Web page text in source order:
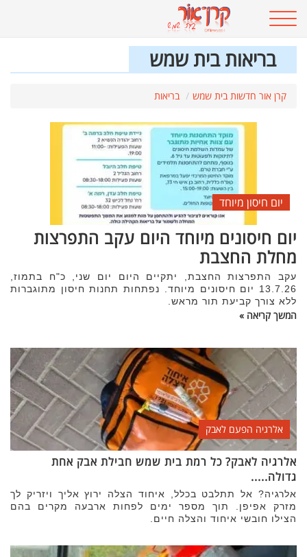
בריאות בית שמש
קרן אור חדשות בית שמש בריאות
יום חיסון מיוחד
יום חיסונים מיוחד היום עקב התפרצות
מחלת החצבת
עקב התפרצות החצבת, יתקיים היום יום שני, כ"ח בתמוז,
13.7.26 יום חיסונים מיוחד. נפתחות תחנות חיסון מתוגברות
ללא צורך קביעת תור מראש.
המשך קריאה »
אלרגיה הפעם לאבק
אלרגיה לאבק? כל רמת בית שמש חבילת אבק אחת
גדולה.....
אלרגיה? אל תתלבט בכלל, איחוד הצלה ירוץ אליך ויזריק לך
מזרק אפיפן. תוך מספר ימים לפחות ארבעה מקרים בהם
הצילו חובשי איחוד והצלה חיים.